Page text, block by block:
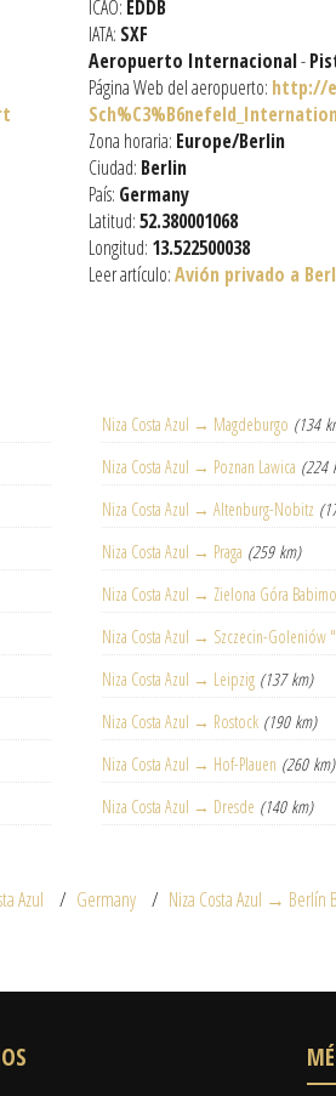
ICAO: EDDB
IATA: SXF
Aeropuerto Internacional-
Página Web del aeropuerto: http://
Zona horaria: Europe/Berlin
Ciudad: Berlin
País: Germany
Latitud:52.380001068
Longitud: 13.522500038
Leer artículo:Avión privado a
Niza Costa Azul → Magdeburgo (134
Niza Costa Azul → Poznan Lawica (224
Niza Costa Azul → Altenburg-Nobitz
Niza Costa Azul → Praga (259 km)
Niza Costa Azul → Zielona Góra
Niza Costa Azul → Szczecin-Goleniów
Niza Costa Azul → Leipzig (137 km)
Niza Costa Azul → Rostock (190 km)
Niza Costa Azul → Hof-Plauen (260 km)
Niza Costa Azul → Dresde (140 km)
Azul Germany Niza Costa Azul → Berlín